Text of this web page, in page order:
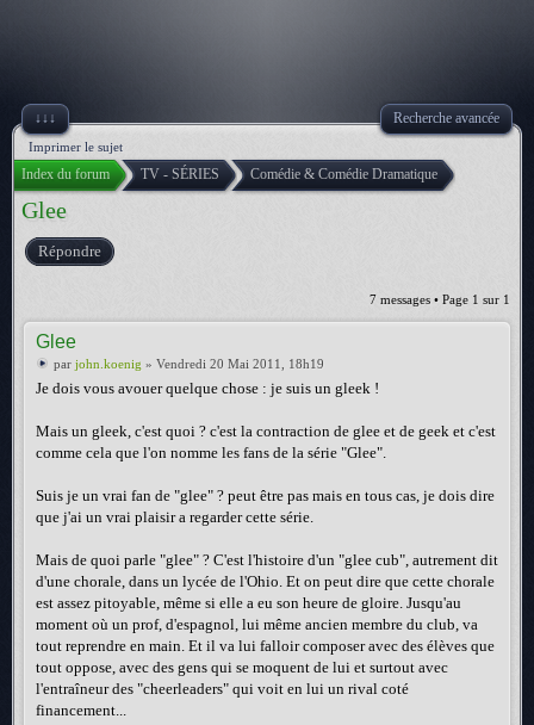
↓↓↓ Recherche avancée
Imprimer le sujet
Index du forum TV - SÉRIES Comédie & Comédie Dramatique
Glee
Répondre
7 messages • Page 1 sur 1
Glee
par john.koenig » Vendredi 20 Mai 2011, 18h19
Je dois vous avouer quelque chose : je suis un gleek !
Mais un gleek, c'est quoi ? c'est la contraction de glee et de geek et c'est
comme cela que l'on nomme les fans de la série "Glee".
Suis je un vrai fan de "glee" ? peut être pas mais en tous cas, je dois dire
que j'ai un vrai plaisir a regarder cette série.
Mais de quoi parle "glee" ? C'est l'histoire d'un "glee cub", autrement dit
d'une chorale, dans un lycée de l'Ohio. Et on peut dire que cette chorale
est assez pitoyable, même si elle a eu son heure de gloire. Jusqu'au
moment où un prof, d'espagnol, lui même ancien membre du club, va
tout reprendre en main. Et il va lui falloir composer avec des élèves que
tout oppose, avec des gens qui se moquent de lui et surtout avec
l'entraîneur des "cheerleaders" qui voit en lui un rival coté
financement...